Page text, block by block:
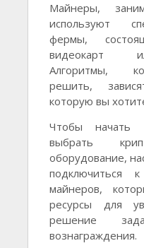
Майнеры,
используют
фермы,
видеокарт
Алгоритмы,
решить,
которую вы
Чтобы начать
выбрать
оборудование,
подключиться
майнеров,
ресурсы для
решение
вознаграждения.